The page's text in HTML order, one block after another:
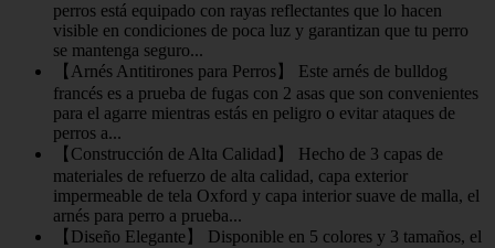
perros está equipado con rayas reflectantes que lo hacen
visible en condiciones de poca luz y garantizan que tu perro
se mantenga seguro...
【Arnés Antitirones para Perros】 Este arnés de bulldog
francés es a prueba de fugas con 2 asas que son convenientes
para el agarre mientras estás en peligro o evitar ataques de
perros a...
【Construcción de Alta Calidad】 Hecho de 3 capas de
materiales de refuerzo de alta calidad, capa exterior
impermeable de tela Oxford y capa interior suave de malla, el
arnés para perro a prueba...
【Diseño Elegante】 Disponible en 5 colores y 3 tamaños, el